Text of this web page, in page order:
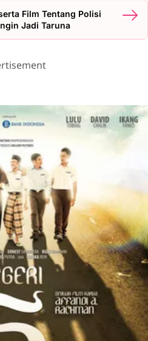
Film Tentang Polisi
Jadi Taruna